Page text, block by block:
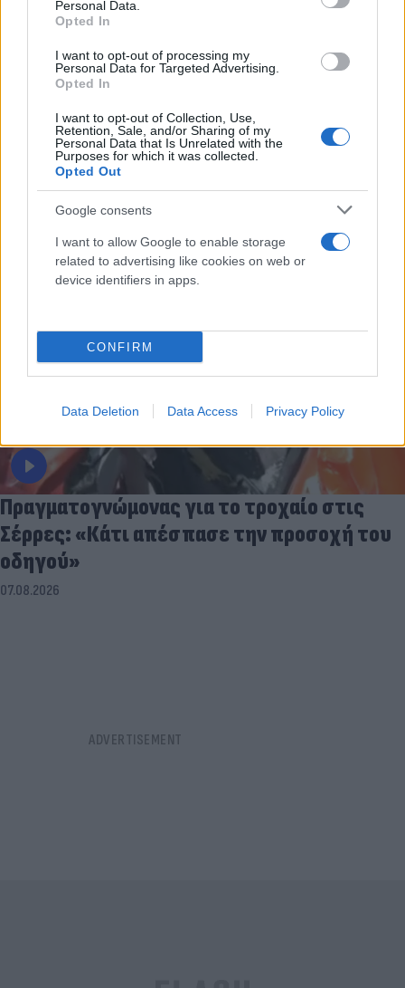
Personal Data.
Opted In
I want to opt-out of processing my
Personal Data for Targeted Advertising.
Opted In
I want to opt-out of Collection, Use,
Retention, Sale, and/or Sharing of my
Personal Data that Is Unrelated with the
Purposes for which it was collected.
Opted Out
Google consents
I want to allow Google to enable storage
related to advertising like cookies on web or
device identifiers in apps.
CONFIRM
Data Deletion Data Access Privacy Policy
FLASH FOCUS
Πραγματογνώμονας για το τροχαίο στις
Σέρρες: «Κάτι απέσπασε την προσοχή του
οδηγού»
07.08.2026